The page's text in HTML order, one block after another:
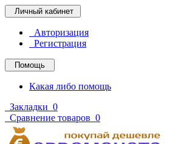
Личный кабинет
Авторизация
Регистрация
Помощь
Какая либо помощь
Закладки 0
Сравнение товаров 0